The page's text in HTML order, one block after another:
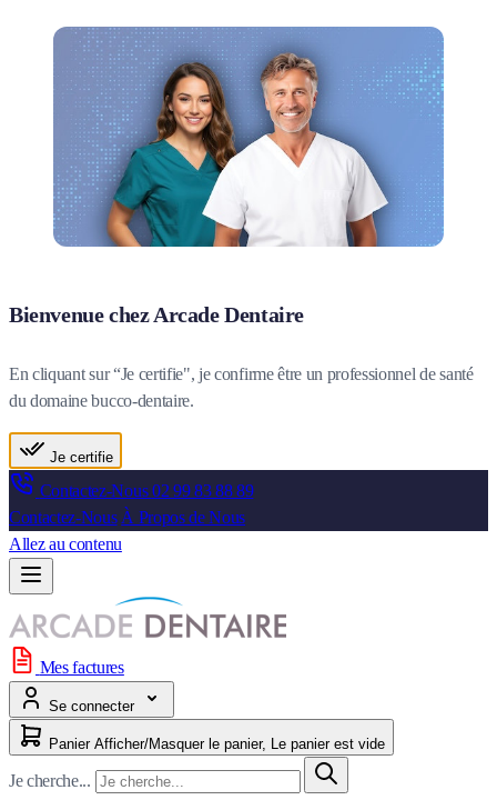
Bienvenue chez Arcade Dentaire
En cliquant sur “Je certifie", je confirme être un professionnel de santé
du domaine bucco-dentaire.
Je certifie
Contactez-Nous02 99 83 88 89
Contactez-Nous À Propos de Nous
Allez au contenu
Mes factures
Se connecter
Panier Afficher/Masquer le panier, Le panier est vide
Je cherche...